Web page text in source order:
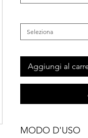
Seleziona
Aggiungi al
MODO D'USO